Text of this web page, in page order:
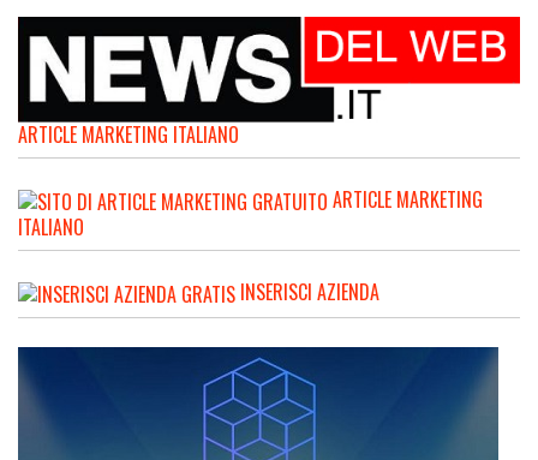
ARTICLE MARKETING ITALIANO
ARTICLE MARKETING
ITALIANO
INSERISCI AZIENDA